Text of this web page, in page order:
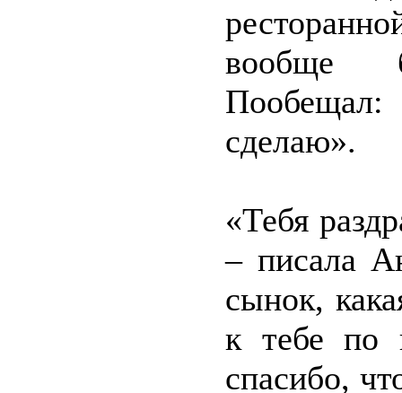
вообще
сделаю».
«Тебя
– писала
сынок,
к тебе по
спасибо,